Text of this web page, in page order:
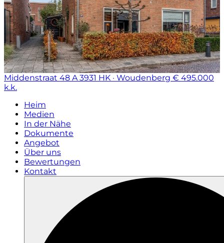
Middenstraat 48 A 3931 HK · Woudenberg € 495.000
k.k.
Heim
Medien
In der Nähe
Dokumente
Angebot
Über uns
Bewertungen
Kontakt